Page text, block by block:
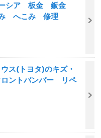
シア 板金 鈑金
へこみ 修理
ス(トヨタ)のキズ・
ロントバンパー リペ